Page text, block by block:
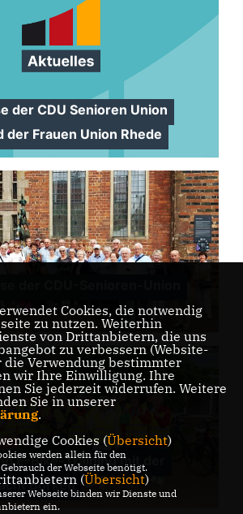
der CDU Senioren Union
der Frauen Union Rhede
der CDU-Senioren-Union
E-Bike-Training mit der
Borken
Cookies, die notwendig
zu nutzen. Weiterhin
von Drittanbietern, die uns
zu verbessern (Website-
die Verwendung bestimmter
wir Ihre Einwilligung. Ihre
Sie jederzeit widerrufen. Weitere
Sie in unserer
.
Cookies (Übersicht)
werden allein für den
der Webseite benötigt.
(Übersicht)
Webseite binden wir Dienste und
ein.